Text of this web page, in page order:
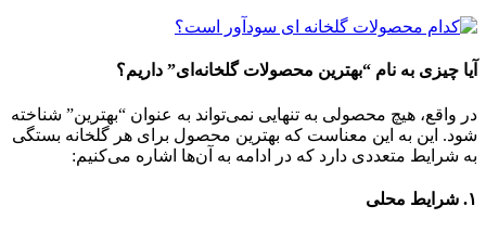
آیا چیزی به نام “بهترین محصولات گلخانه‌ای” داریم؟
در واقع، هیچ محصولی به تنهایی نمی‌تواند به عنوان “بهترین” شناخته
شود. این به این معناست که بهترین محصول برای هر گلخانه بستگی
به شرایط متعددی دارد که در ادامه به آن‌ها اشاره می‌کنیم:
۱. شرایط محلی